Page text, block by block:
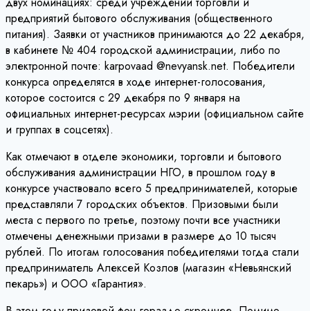
предприятий бытового обслуживания (общественного
питания). Заявки от участников принимаются до 22 декабря,
в кабинете № 404 городской администрации, либо по
электронной почте: karpovaad @nevyansk.net. Победители
конкурса определятся в ходе интернет-голосования,
которое состоится с 29 декабря по 9 января на
официальных интернет-ресурсах мэрии (официальном сайте
и группах в соцсетях).
Как отмечают в отделе экономики, торговли и бытового
обслуживания администрации НГО, в прошлом году в
конкурсе участвовало всего 5 предпринимателей, которые
представляли 7 городских объектов. Призовыми были
места с первого по третье, поэтому почти все участники
отмечены денежными призами в размере до 10 тысяч
рублей. По итогам голосования победителями тогда стали
предприниматель Алексей Козлов (магазин «Невьянский
пекарь») и ООО «Гарантия».